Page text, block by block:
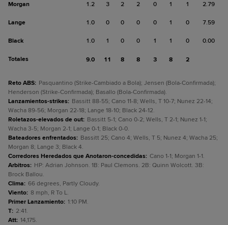
Morgan 1.2 3 2 2 0 1 1 2.79
Lange 1.0 0 0 0 0 1 0 7.59
Black 1.0 1 0 0 1 1 0 0.00
Totales 9.0 11 8 8 3 8 2
Reto ABS: Pasquantino (Strike-Cambiado a Bola); Jensen (Bola-Confirmada);
Henderson (Strike-Confirmada); Basallo (Bola-Confirmada).
Lanzamientos-strikes: Bassitt 88-55; Cano 11-8; Wells, T 10-7; Nunez 22-14;
Wacha 89-56; Morgan 22-18; Lange 18-10; Black 24-12.
Roletazos-elevados de out: Bassitt 5-1; Cano 0-2; Wells, T 2-1; Nunez 1-1;
Wacha 3-5; Morgan 2-1; Lange 0-1; Black 0-0.
Bateadores enfrentados: Bassitt 25; Cano 4; Wells, T 5; Nunez 4; Wacha 25;
Morgan 8; Lange 3; Black 4.
Corredores Heredados que Anotaron-concedidas: Cano 1-1; Morgan 1-1.
Arbitros: HP: Adrian Johnson. 1B: Paul Clemons. 2B: Quinn Wolcott. 3B:
Brock Ballou.
Clima: 66 degrees, Partly Cloudy.
Viento: 8 mph, R To L.
Primer Lanzamiento: 1:10 PM.
T: 2:41.
Att: 14,175.